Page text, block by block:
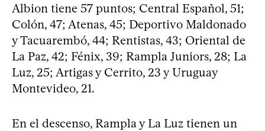
Albion tiene 57 puntos; Central Español, 51;
Colón, 47; Atenas, 45; Deportivo Maldonado
y Tacuarembó, 44; Rentistas, 43; Oriental de
La Paz, 42; Fénix, 39; Rampla Juniors, 28; La
Luz, 25; Artigas y Cerrito, 23 y Uruguay
Montevideo, 21.
En el descenso, Rampla y La Luz tienen un